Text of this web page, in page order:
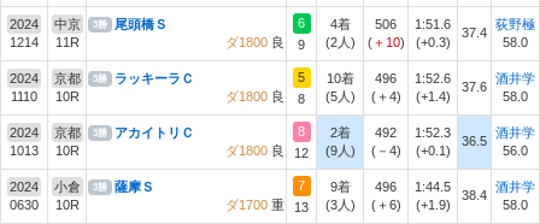
2024
1214
中京
11R
3勝
尾頭橋Ｓ
ダ1800 良
6
9
4着
(2人)
506
(＋10)
1:51.6
(+0.3)
37.4
荻野極
58.0
2024
1110
京都
10R
3勝
ラッキーラＣ
ダ1800 良
5
8
10着
(5人)
496
(＋4)
1:52.6
(+1.4)
37.6
酒井学
58.0
2024
1013
京都
10R
3勝
アカイトリＣ
ダ1800 良
8
12
2着
(9人)
492
(－4)
1:52.3
(+0.1)
36.5
酒井学
56.0
2024
0630
小倉
10R
3勝
薩摩Ｓ
ダ1700 重
7
13
9着
(3人)
496
(＋6)
1:44.5
(+1.9)
38.4
酒井学
58.0